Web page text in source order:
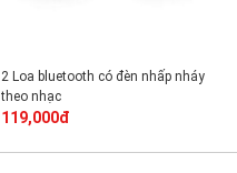
2 Loa bluetooth có đèn nhấp nháy
theo nhạc
119,000đ